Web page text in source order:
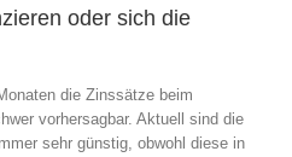
oder sich die
die Zinssätze beim
vorhersagbar. Aktuell sind die
sehr günstig, obwohl diese in